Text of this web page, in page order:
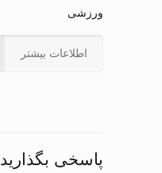
ورزشی
اطلاعات بیشتر
پاسخی بگذارید